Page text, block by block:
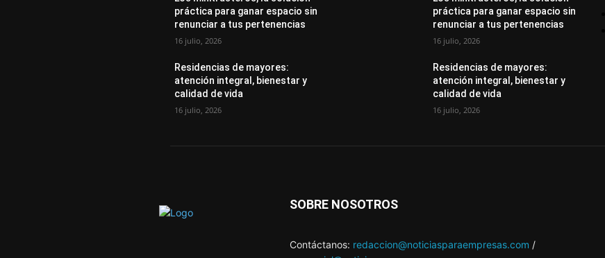
práctica para ganar espacio sin
renunciar a tus pertenencias
16 julio, 2026
Residencias de mayores:
atención integral, bienestar y
calidad de vida
16 julio, 2026
práctica para ganar espacio sin
renunciar a tus pertenencias
16 julio, 2026
Residencias de mayores:
atención integral, bienestar y
calidad de vida
16 julio, 2026
SOBRE NOSOTROS
Contáctanos: redaccion@noticiasparaempresas.com /